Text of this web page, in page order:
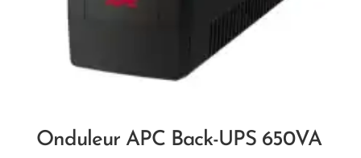
Onduleur APC Back-UPS 650VA